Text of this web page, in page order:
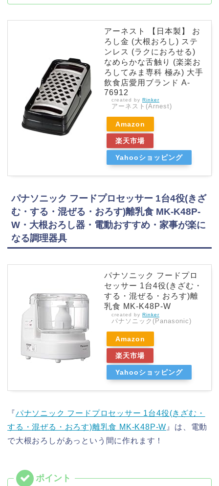
アーネスト 【日本製】 お
ろし金 (大根おろし) ステ
ンレス (ラクにおろせる)
なめらかな舌触り (楽楽お
ろしてみま専科 極み) 大手
飲食店愛用ブランド A-
76912
created by Rinker
アーネスト(Arnest)
Amazon
楽天市場
Yahooショッピング
パナソニック フードプロセッサー 1台4役(きざ
む・する・混ぜる・おろす)離乳食 MK-K48P-
W・大根おろし器・電動おすすめ・家事が楽に
なる調理器具
パナソニック フードプロ
セッサー 1台4役(きざむ・
する・混ぜる・おろす)離
乳食 MK-K48P-W
created by Rinker
パナソニック(Panasonic)
Amazon
楽天市場
Yahooショッピング
『パナソニック フードプロセッサー 1台4役(きざむ・
する・混ぜる・おろす)離乳食 MK-K48P-W 』は、電動
で大根おろしがあっという間に作れます！